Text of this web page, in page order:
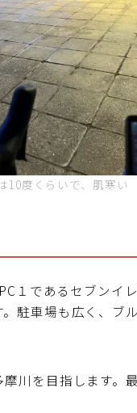
10度くらいで、肌寒い
１であるセブンイ
駐車場も広く、ブ
川を目指します。